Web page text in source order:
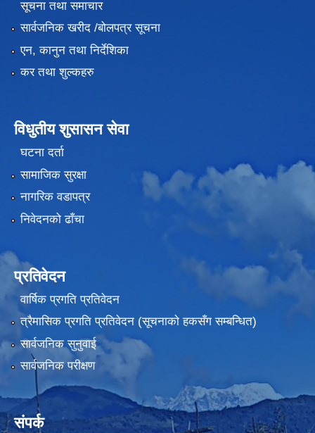
सूचना तथा समाचार
सार्वजनिक खरीद /बोलपत्र सूचना
एन, कानुन तथा निर्देशिका
कर तथा शुल्कहरु
विधुतीय शुसासन सेवा
घटना दर्ता
सामाजिक सुरक्षा
नागरिक वडापत्र
निवेदनको ढाँचा
प्रतिवेदन
वार्षिक प्रगति प्रतिवेदन
त्रैमासिक प्रगति प्रतिवेदन (सूचनाकाे हकसँग सम्बन्धित)
सार्वजनिक सुनुवाई
सार्वजनिक परीक्षण
संपर्क